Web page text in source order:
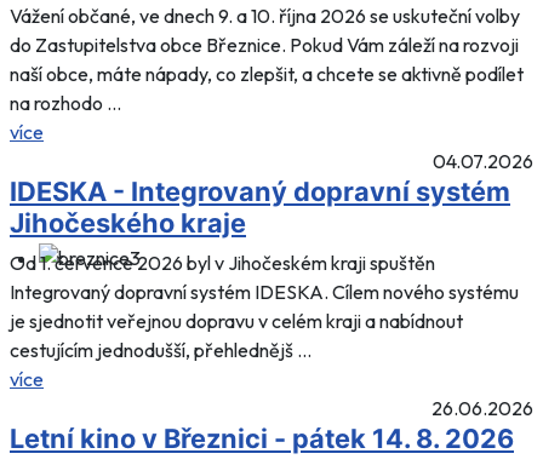
Vážení občané, ve dnech 9. a 10. října 2026 se uskuteční volby
do Zastupitelstva obce Březnice. Pokud Vám záleží na rozvoji
naší obce, máte nápady, co zlepšit, a chcete se aktivně podílet
na rozhodo ...
více
04.07.2026
IDESKA - Integrovaný dopravní systém
Jihočeského kraje
Od 1. července 2026 byl v Jihočeském kraji spuštěn
Integrovaný dopravní systém IDESKA. Cílem nového systému
je sjednotit veřejnou dopravu v celém kraji a nabídnout
cestujícím jednodušší, přehlednějš ...
více
26.06.2026
Letní kino v Březnici - pátek 14. 8. 2026